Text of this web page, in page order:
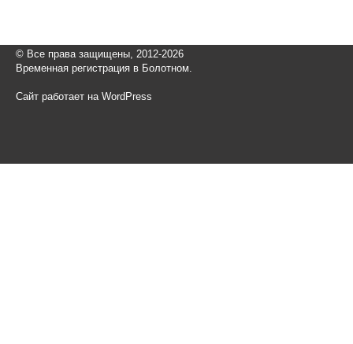
© Все права защищены, 2012-2026
Временная регистрация в Болотном.
Сайт работает на WordPress